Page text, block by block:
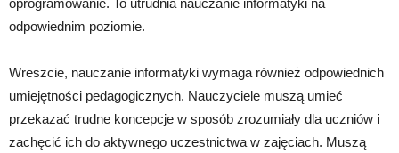
odpowiednim poziomie.
Wreszcie, nauczanie informatyki wymaga również odpowiednich
umiejętności pedagogicznych. Nauczyciele muszą umieć
przekazać trudne koncepcje w sposób zrozumiały dla uczniów i
zachęcić ich do aktywnego uczestnictwa w zajęciach. Muszą